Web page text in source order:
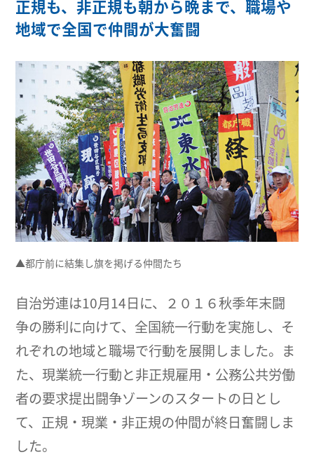
正規も、非正規も朝から晩まで、職場や
地域で全国で仲間が大奮闘
▲都庁前に結集し旗を掲げる仲間たち
自治労連は10月14日に、２０１６秋季年末闘
争の勝利に向けて、全国統一行動を実施し、そ
れぞれの地域と職場で行動を展開しました。ま
た、現業統一行動と非正規雇用・公務公共労働
者の要求提出闘争ゾーンのスタートの日とし
て、正規・現業・非正規の仲間が終日奮闘しま
した。